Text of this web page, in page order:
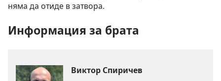
няма да отиде в затвора.
Информация за брата
Виктор Спиричев